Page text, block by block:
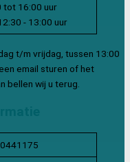
tot 16:00 uur
- 13:00 uur
t/m vrijdag, tussen 13:00
email sturen of het
bellen wij u terug.